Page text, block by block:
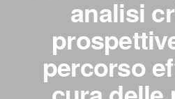
analisi
percorso